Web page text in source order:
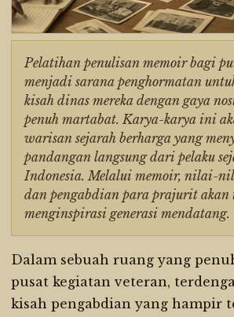
Pelatihan penulisan memoir bagi
menjadi sarana penghormatan
kisah dinas mereka dengan gaya
penuh martabat. Karya-karya ini
warisan sejarah berharga yang
pandangan langsung dari pelaku
Indonesia. Melalui memoir, nilai-
dan pengabdian para prajurit akan
menginspirasi generasi mendatang.
Dalam sebuah ruang yang
pusat kegiatan veteran,
kisah pengabdian yang hampir